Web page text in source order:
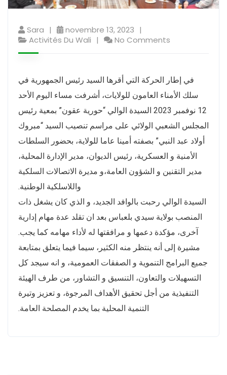
Sara
novembre 13, 2023
Activités Du Wali
No Comments
في إطار الحركة التي أقرها السيد رئيس الجمهورية في
سلك الأمناء العامون للولايات، أشرفت مساء اليوم الأحد
12 نوفمبر 2023 السيدة الوالي “حورية عقون” بمعية رئيس
المجلس الشعبي الولائي على مراسم تنصيب السيد “مبروك
أولاد عبد النبي” بصفته أمينا عاما للولاية، بحضور السلطات
الأمنية و العسكرية، رئيس الديوان، مدير الإدارة المحلية،
مدير التقنين و الشؤون العامة،و مديرة الاتصالات السلكية
واللاسلكية الوطنية.
السيدة الوالي رحبت بالوافد الجديد، و الذي كان يشغل ذات
المنصب بولاية سيدي بلعباس بعد ان تقلد عدة مهام إدارية
آخرى، مؤكدة دعمها و مرافقتها له لأداء مهامه كما يجب.
مشيرة إلى أنه ينتظر منه الكثير، سيما فيما يتعلق بمتابعة
جميع البرامج التنموية و الصفقات العمومية، و انه سيجد كل
التسهيلات والتعاون، التنسيق و التشاور، من طرف الهيئة
التنفيذية من أجل تحقيق الأهداف المرجوة، و تعزيز وتيرة
التنمية المحلية بما يخدم المصلحة العامة.